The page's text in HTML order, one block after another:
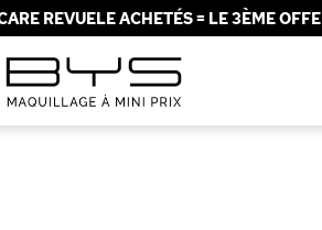
REVUELE ACHETÉS = LE 3ÈME